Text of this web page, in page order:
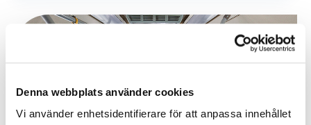
Denna webbplats använder cookies
Vi använder enhetsidentifierare för att anpassa innehållet